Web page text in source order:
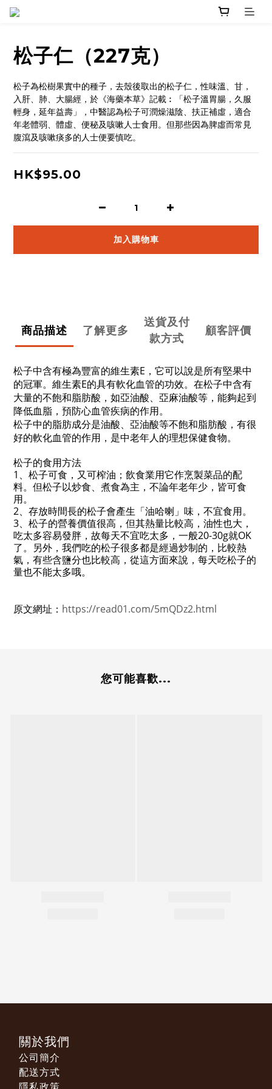
松子仁（227克）
松子為松樹果實中的種子，去殼後取出的松子仁，性味溫、甘，
入肝、肺、大腸經，於《海藥本草》記載︰「松子溫胃腸，久服
輕身，延年益壽」，中醫認為松子可潤燥滋陰、扶正補虛，適合
年老體弱、體虛、便秘及咳嗽人士食用。但那些因為脾虛而常見
腹瀉及咳嗽痰多的人士便要慎吃。
HK$95.00
加入購物車
商品描述 了解更多
送貨及付
款方式
顧客評價
松子中含有極為豐富的維生素E，它可以說是所有堅果中
的冠軍。維生素E的具有軟化血管的功效。在松子中含有
大量的不飽和脂肪酸，如亞油酸、亞麻油酸等，能夠起到
降低血脂，預防心血管疾病的作用。
松子中的脂肪成分是油酸、亞油酸等不飽和脂肪酸，有很
好的軟化血管的作用，是中老年人的理想保健食物。
松子的食用方法
1、松子可食，又可榨油；飲食業用它作烹製菜品的配
料。但松子以炒食、煮食為主，不論年老年少，皆可食
用。
2、存放時間長的松子會產生「油哈喇」味，不宜食用。
3、松子的營養價值很高，但其熱量比較高，油性也大，
吃太多容易發胖，故每天不宜吃太多，一般20-30g就OK
了。另外，我們吃的松子很多都是經過炒制的，比較熱
氣，有些含鹽分也比較高，從這方面來說，每天吃松子的
量也不能太多哦。
原文網址： https://read01.com/5mQDz2.html
您可能喜歡...
關於我們
公司簡介
配送方式